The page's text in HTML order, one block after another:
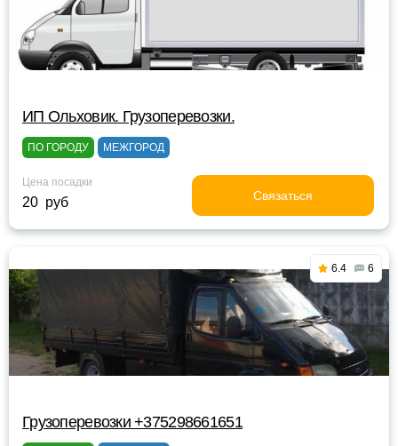
ИП Ольховик. Грузоперевозки.
ПО ГОРОДУ МЕЖГОРОД
Цена посадки
20 руб Связаться
6.4 6
Грузоперевозки +375298661651